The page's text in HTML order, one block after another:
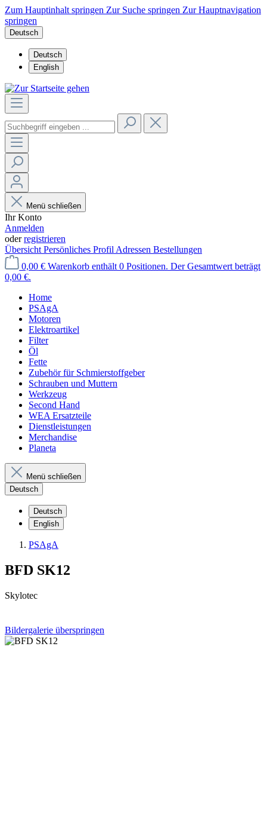
Zum Hauptinhalt springen Zur Suche springen Zur Hauptnavigation
springen
Deutsch
Deutsch
English
Menü schließen
Ihr Konto
Anmelden
oderregistrieren
Übersicht Persönliches Profil Adressen Bestellungen
0,00 € Warenkorb enthält 0 Positionen. Der Gesamtwert beträgt
0,00 €.
Home
PSAgA
Motoren
Elektroartikel
Filter
Öl
Fette
Zubehör für Schmierstoffgeber
Schrauben und Muttern
Werkzeug
Second Hand
WEA Ersatzteile
Dienstleistungen
Merchandise
Planeta
Menü schließen
Deutsch
Deutsch
English
PSAgA
BFD SK12
Skylotec
Bildergalerie überspringen